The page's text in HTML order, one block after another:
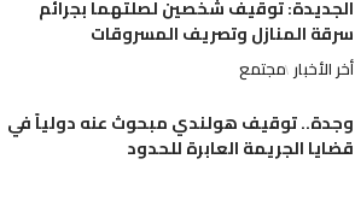
الجديدة: توقيف شخصين لصلتهما بجرائم
سرقة المنازل وتصريف المسروقات
أخر الأخبار مجتمع
وجدة.. توقيف هولندي مبحوث عنه دولياً في
قضايا الجريمة العابرة للحدود